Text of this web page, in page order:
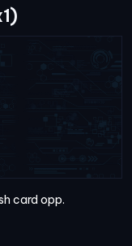
card opp.